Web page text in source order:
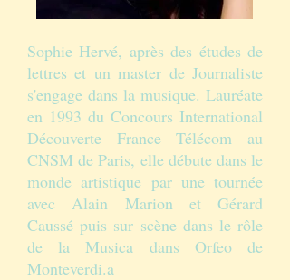
Sophie Hervé, après des études de
lettres et un master de Journaliste
s'engage dans la musique. Lauréate
en 1993 du Concours International
Découverte France Télécom au
CNSM de Paris, elle débute dans le
monde artistique par une tournée
avec Alain Marion et Gérard
Caussé puis sur scène dans le rôle
de la Musica dans Orfeo de
Monteverdi.a